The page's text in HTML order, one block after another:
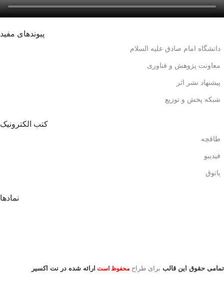
پیوندهای مفید
دانشگاه امام صادق علیه السلام
معاونت پژوهش و فناوری
پیشنهاد نشر اثر
شبکه پخش و توزیع
کتب الکترونیک
طاقچه
فیدیبو
پاتوق
نمادها
تمامی حقوق این قالب برای طراح محفوظ است ارائه شده در نت اکسیر